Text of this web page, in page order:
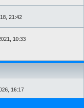
21:42
10:33
16:17